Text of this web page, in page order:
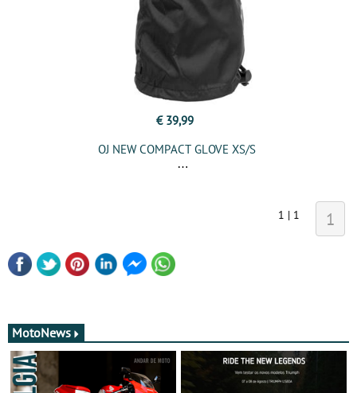
€ 39,99
OJ NEW COMPACT GLOVE XS/S
1 | 1 1
MotoNews